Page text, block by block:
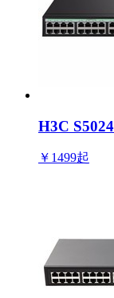
H3C
￥1499起